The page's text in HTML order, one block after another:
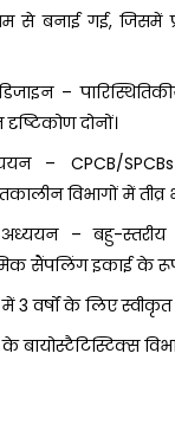
से बनाई गई, जिसमें
–
दोनों।
– CPCB/
विभागों में तीव्र
– बहु-
सैंपलिंग इकाई के
3 वर्षों के लिए स्वीकृत
बायोस्टैटिस्टिक्स